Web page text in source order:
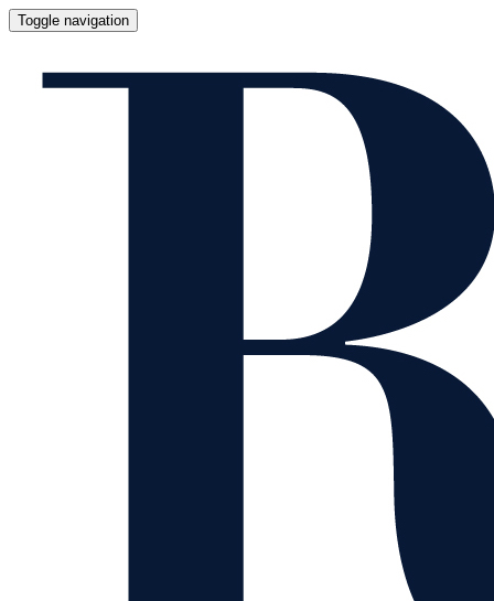
Toggle navigation